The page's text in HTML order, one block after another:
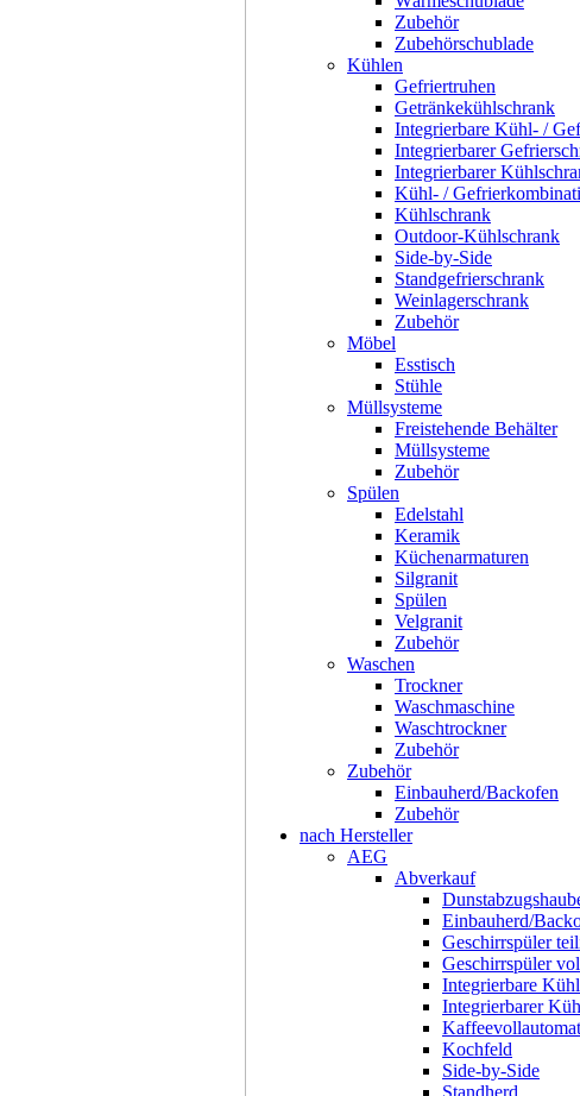
Zubehör
Zubehörschublade
Kühlen
Gefriertruhen
Getränkekühlschrank
Integrierbare Kühl- /
Integrierbarer
Integrierbarer
Kühl- /
Kühlschrank
Outdoor-Kühlschrank
Side-by-Side
Standgefrierschrank
Weinlagerschrank
Zubehör
Möbel
Esstisch
Stühle
Müllsysteme
Freistehende Behälter
Müllsysteme
Zubehör
Spülen
Edelstahl
Keramik
Küchenarmaturen
Silgranit
Spülen
Velgranit
Zubehör
Waschen
Trockner
Waschmaschine
Waschtrockner
Zubehör
Zubehör
Einbauherd/Backofen
Zubehör
nach Hersteller
AEG
Abverkauf
Einbauherd/
Geschirrspüler
Geschirrspüler
Integrierbare
Integrierbarer
Kochfeld
Side-by-Side
Standherd